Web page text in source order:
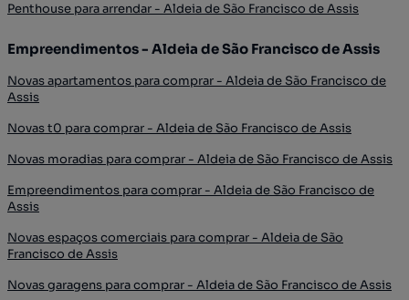
Penthouse para arrendar - Aldeia de São Francisco de Assis
Empreendimentos - Aldeia de São Francisco de Assis
Novas apartamentos para comprar - Aldeia de São Francisco de
Assis
Novas t0 para comprar - Aldeia de São Francisco de Assis
Novas moradias para comprar - Aldeia de São Francisco de Assis
Empreendimentos para comprar - Aldeia de São Francisco de
Assis
Novas espaços comerciais para comprar - Aldeia de São
Francisco de Assis
Novas garagens para comprar - Aldeia de São Francisco de Assis